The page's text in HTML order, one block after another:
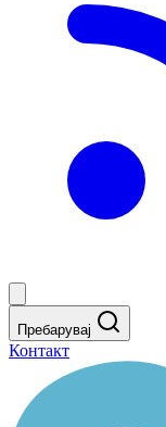
Пребарувај
Контакт